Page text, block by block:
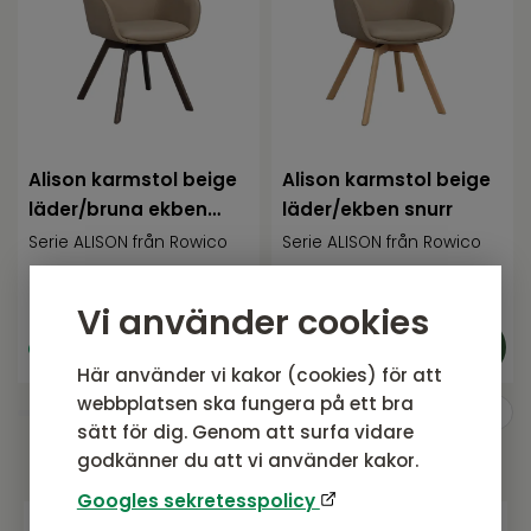
Vi använder cookies
Här använder vi kakor (cookies) för att
webbplatsen ska fungera på ett bra
sätt för dig. Genom att surfa vidare
godkänner du att vi använder kakor.
Googles sekretesspolicy
Alison karmstol beige
läder/bruna ekben
snurr
Serie ALISON från Rowico
4 295 SEK
Alison karmstol beige
läder/ekben snurr
Serie ALISON från Rowico
4 295 SEK